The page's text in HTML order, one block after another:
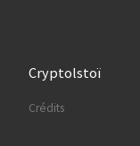
Cryptolstoï
Crédits